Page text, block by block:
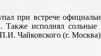
при встрече
исполнял
Чайковского (г.